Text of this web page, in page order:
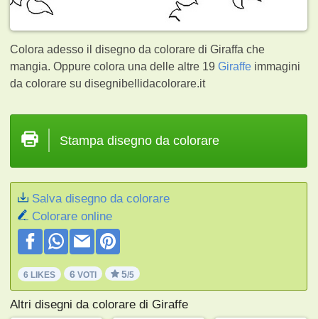
Colora adesso il disegno da colorare di Giraffa che
mangia. Oppure colora una delle altre 19Giraffe immagini
da colorare su disegnibellidacolorare.it
Stampa disegno da colorare
Salva disegno da colorare
Colorare online
6 LIKES 6 VOTI 5/5
Altri disegni da colorare di Giraffe